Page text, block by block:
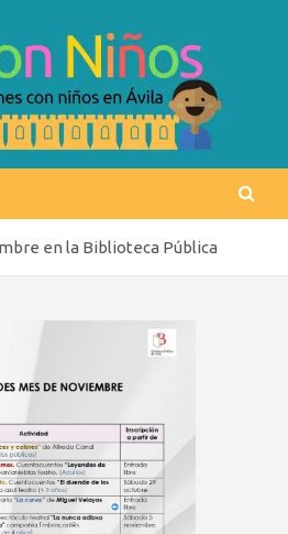
en la Biblioteca Pública